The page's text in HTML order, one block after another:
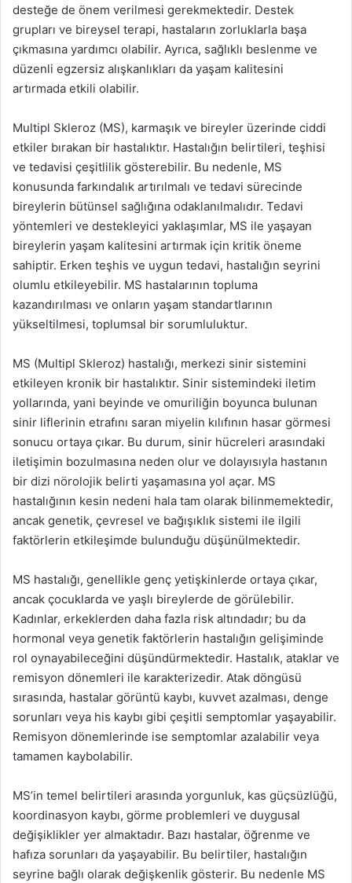
desteğe de önem verilmesi gerekmektedir. Destek
grupları ve bireysel terapi, hastaların zorluklarla başa
çıkmasına yardımcı olabilir. Ayrıca, sağlıklı beslenme ve
düzenli egzersiz alışkanlıkları da yaşam kalitesini
artırmada etkili olabilir.
Multipl Skleroz (MS), karmaşık ve bireyler üzerinde ciddi
etkiler bırakan bir hastalıktır. Hastalığın belirtileri, teşhisi
ve tedavisi çeşitlilik gösterebilir. Bu nedenle, MS
konusunda farkındalık artırılmalı ve tedavi sürecinde
bireylerin bütünsel sağlığına odaklanılmalıdır. Tedavi
yöntemleri ve destekleyici yaklaşımlar, MS ile yaşayan
bireylerin yaşam kalitesini artırmak için kritik öneme
sahiptir. Erken teşhis ve uygun tedavi, hastalığın seyrini
olumlu etkileyebilir. MS hastalarının topluma
kazandırılması ve onların yaşam standartlarının
yükseltilmesi, toplumsal bir sorumluluktur.
MS (Multipl Skleroz) hastalığı, merkezi sinir sistemini
etkileyen kronik bir hastalıktır. Sinir sistemindeki iletim
yollarında, yani beyinde ve omuriliğin boyunca bulunan
sinir liflerinin etrafını saran miyelin kılıfının hasar görmesi
sonucu ortaya çıkar. Bu durum, sinir hücreleri arasındaki
iletişimin bozulmasına neden olur ve dolayısıyla hastanın
bir dizi nörolojik belirti yaşamasına yol açar. MS
hastalığının kesin nedeni hala tam olarak bilinmemektedir,
ancak genetik, çevresel ve bağışıklık sistemi ile ilgili
faktörlerin etkileşimde bulunduğu düşünülmektedir.
MS hastalığı, genellikle genç yetişkinlerde ortaya çıkar,
ancak çocuklarda ve yaşlı bireylerde de görülebilir.
Kadınlar, erkeklerden daha fazla risk altındadır; bu da
hormonal veya genetik faktörlerin hastalığın gelişiminde
rol oynayabileceğini düşündürmektedir. Hastalık, ataklar ve
remisyon dönemleri ile karakterizedir. Atak döngüsü
sırasında, hastalar görüntü kaybı, kuvvet azalması, denge
sorunları veya his kaybı gibi çeşitli semptomlar yaşayabilir.
Remisyon dönemlerinde ise semptomlar azalabilir veya
tamamen kaybolabilir.
MS’in temel belirtileri arasında yorgunluk, kas güçsüzlüğü,
koordinasyon kaybı, görme problemleri ve duygusal
değişiklikler yer almaktadır. Bazı hastalar, öğrenme ve
hafıza sorunları da yaşayabilir. Bu belirtiler, hastalığın
seyrine bağlı olarak değişkenlik gösterir. Bu nedenle MS